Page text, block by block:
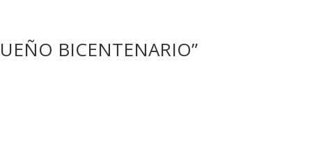
BICENTENARIO”